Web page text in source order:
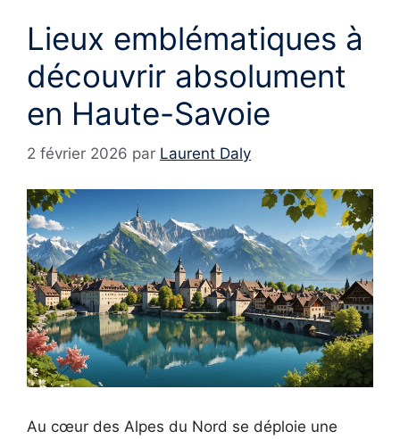
Lieux emblématiques à
découvrir absolument
en Haute-Savoie
2 février 2026 par Laurent Daly
Au cœur des Alpes du Nord se déploie une